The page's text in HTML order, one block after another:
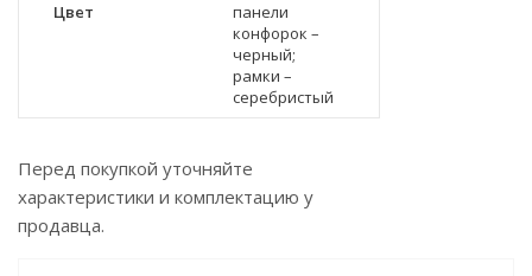
Цвет
панели
конфорок –
черный;
рамки –
серебристый
Перед покупкой уточняйте
характеристики и комплектацию у
продавца.